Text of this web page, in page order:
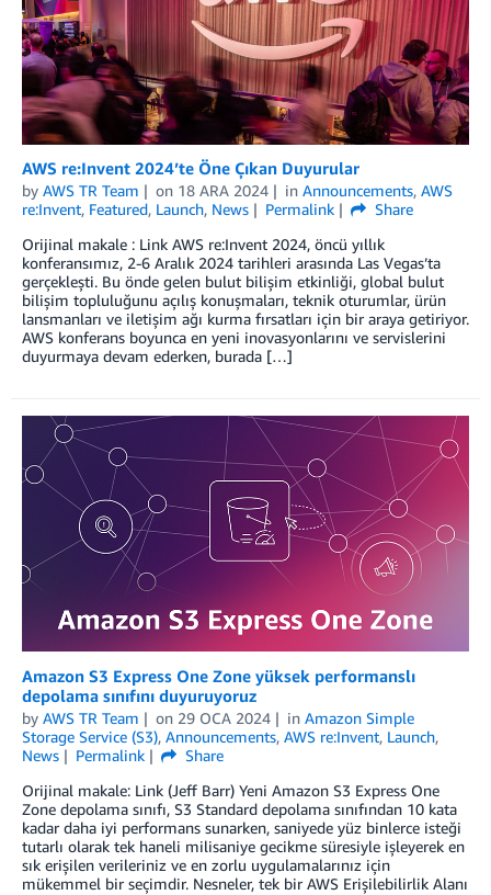
AWS re:Invent 2024’te Öne Çıkan Duyurular
by AWS TR Team on 18 ARA 2024 in Announcements, AWS
re:Invent, Featured, Launch, News Permalink
Share
Orijinal makale : Link AWS re:Invent 2024, öncü yıllık
konferansımız, 2-6 Aralık 2024 tarihleri arasında Las Vegas’ta
gerçekleşti. Bu önde gelen bulut bilişim etkinliği, global bulut
bilişim topluluğunu açılış konuşmaları, teknik oturumlar, ürün
lansmanları ve iletişim ağı kurma fırsatları için bir araya getiriyor.
AWS konferans boyunca en yeni inovasyonlarını ve servislerini
duyurmaya devam ederken, burada […]
Amazon S3 Express One Zone yüksek performanslı
depolama sınıfını duyuruyoruz
by AWS TR Team on 29 OCA 2024 in Amazon Simple
Storage Service (S3), Announcements, AWS re:Invent, Launch,
News
Permalink
Share
Orijinal makale: Link (Jeff Barr) Yeni Amazon S3 Express One
Zone depolama sınıfı, S3 Standard depolama sınıfından 10 kata
kadar daha iyi performans sunarken, saniyede yüz binlerce isteği
tutarlı olarak tek haneli milisaniye gecikme süresiyle işleyerek en
sık erişilen verileriniz ve en zorlu uygulamalarınız için
mükemmel bir seçimdir. Nesneler, tek bir AWS Erişilebilirlik Alanı